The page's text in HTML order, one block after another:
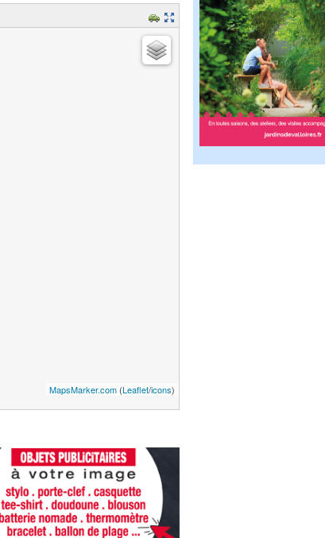
MapsMarker.com (Leaflet/icons)